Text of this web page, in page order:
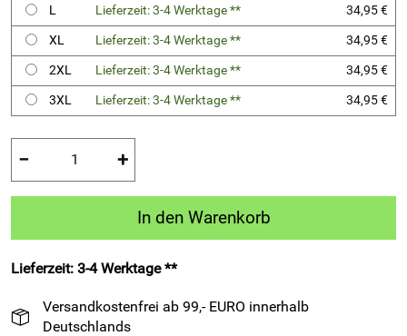
L
Lieferzeit: 3-4 Werktage **
34,95 €
XL
Lieferzeit: 3-4 Werktage **
34,95 €
2XL
Lieferzeit: 3-4 Werktage **
34,95 €
3XL
Lieferzeit: 3-4 Werktage ** 34,95 €
− +
In den Warenkorb
Lieferzeit: 3-4 Werktage **
Versandkostenfrei ab 99,- EURO innerhalb
Deutschlands